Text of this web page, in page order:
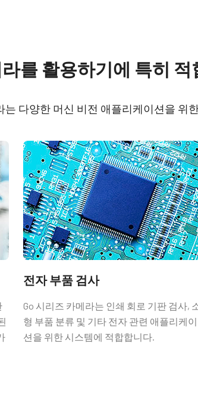
for JAI (32 bit)
for JAI (64 bit)
CE
RoHS
암 커넥터
라잉 리드 케이블.
를 활용하기에 특히
는 다양한 머신 비전 애플리케이션을 위
전자 부품 검사
Go 시리즈 카메라는 인쇄 회로 기판 검사,
형 부품 분류 및 기타 전자 관련 애플리케이
션을 위한 시스템에 적합합니다.